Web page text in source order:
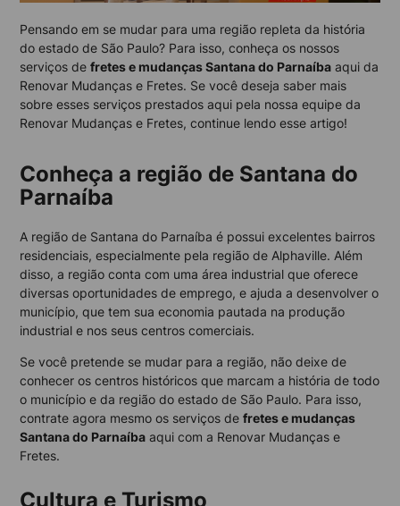
Pensando em se mudar para uma região repleta da história
do estado de São Paulo? Para isso, conheça os nossos
serviços defretes e mudanças Santana do Parnaíba aqui da
Renovar Mudanças e Fretes. Se você deseja saber mais
sobre esses serviços prestados aqui pela nossa equipe da
Renovar Mudanças e Fretes, continue lendo esse artigo!
Conheça a região de Santana do
Parnaíba
A região de Santana do Parnaíba é possui excelentes bairros
residenciais, especialmente pela região de Alphaville. Além
disso, a região conta com uma área industrial que oferece
diversas oportunidades de emprego, e ajuda a desenvolver o
município, que tem sua economia pautada na produção
industrial e nos seus centros comerciais.
Se você pretende se mudar para a região, não deixe de
conhecer os centros históricos que marcam a história de todo
o município e da região do estado de São Paulo. Para isso,
contrate agora mesmo os serviços defretes e mudanças
Santana do Parnaíba aqui com a Renovar Mudanças e
Fretes.
Cultura e Turismo